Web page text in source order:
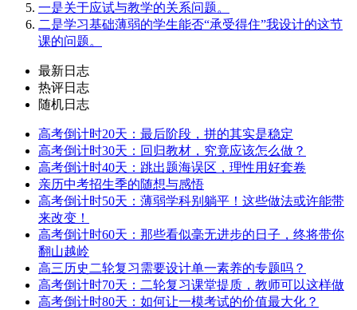
一是关于应试与教学的关系问题。
二是学习基础薄弱的学生能否“承受得住”我设计的这节
课的问题。
最新日志
热评日志
随机日志
高考倒计时20天：最后阶段，拼的其实是稳定
高考倒计时30天：回归教材，究竟应该怎么做？
高考倒计时40天：跳出题海误区，理性用好套卷
亲历中考招生季的随想与感悟
高考倒计时50天：薄弱学科别躺平！这些做法或许能带
来改变！
高考倒计时60天：那些看似毫无进步的日子，终将带你
翻山越岭
高三历史二轮复习需要设计单一素养的专题吗？
高考倒计时70天：二轮复习课堂提质，教师可以这样做
高考倒计时80天：如何让一模考试的价值最大化？